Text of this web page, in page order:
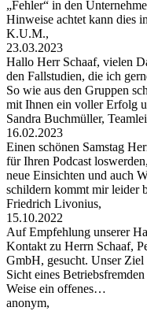
„Fehler“ in den
Hinweise achtet kann dies
K.U.M.,
23.03.2023
Hallo Herr Schaaf, vielen
den Fallstudien, die ich
So wie aus den Gruppen
mit Ihnen ein voller Erfolg
Sandra Buchmüller,
16.02.2023
Einen schönen Samstag
für Ihren Podcast
neue Einsichten und auch
schildern kommt mir leider
Friedrich Livonius,
15.10.2022
Auf Empfehlung unserer
Kontakt zu Herrn Schaaf,
GmbH, gesucht. Unser Ziel
Sicht eines
Weise ein offenes…
anonym,